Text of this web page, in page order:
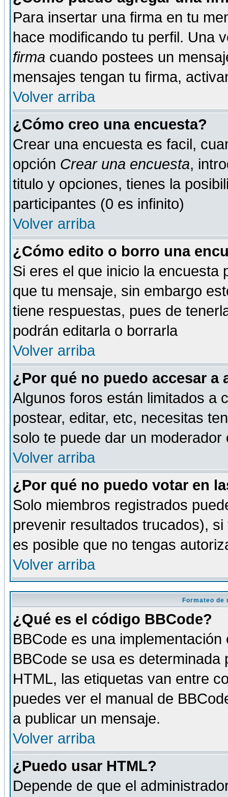
Para insertar una firma en tu
hace modificando tu perfil. Una
firma cuando postees un
mensajes tengan tu firma,
Volver arriba
¿Cómo creo una encuesta?
Crear una encuesta es facil,
opción Crear una encuesta,
titulo y opciones, tienes la
participantes (0 es infinito)
Volver arriba
¿Cómo edito o borro una
Si eres el que inicio la encuesta
que tu mensaje, sin embargo
tiene respuestas, pues de
podrán editarla o borrarla
Volver arriba
¿Por qué no puedo accesar a
Algunos foros están limitados a
postear, editar, etc, necesitas
solo te puede dar un
Volver arriba
¿Por qué no puedo votar en
Solo miembros registrados
prevenir resultados trucados),
es posible que no tengas
Volver arriba
Formateo de
¿Qué es el código BBCode?
BBCode es una
BBCode se usa es
HTML, las etiquetas van entre
puedes ver el manual de
a publicar un mensaje.
Volver arriba
¿Puedo usar HTML?
Depende de que el